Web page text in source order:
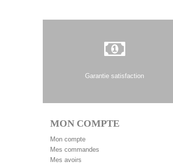
Garantie satisfaction
MON COMPTE
Mon compte
Mes commandes
Mes avoirs